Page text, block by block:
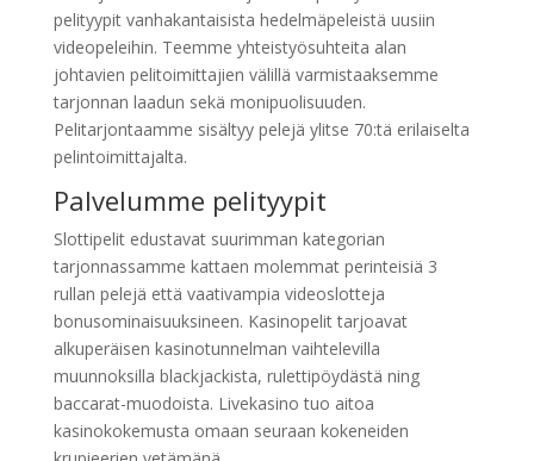
pelityypit vanhakantaisista hedelmäpeleistä uusiin
videopeleihin. Teemme yhteistyösuhteita alan
johtavien pelitoimittajien välillä varmistaaksemme
tarjonnan laadun sekä monipuolisuuden.
Pelitarjontaamme sisältyy pelejä ylitse 70:tä erilaiselta
pelintoimittajalta.
Palvelumme pelityypit
Slottipelit edustavat suurimman kategorian
tarjonnassamme kattaen molemmat perinteisiä 3
rullan pelejä että vaativampia vidеoslotteja
bonusominaisuuksineen. Kasinopelit tarjoavat
alkuperäisen kasinotunnelman vaihtelevilla
muunnoksilla blackjackista, rulettipöydästä ning
baccarat-muodoista. Livekasino tuo aitoa
kasinokokemusta omaan seuraan kokeneiden